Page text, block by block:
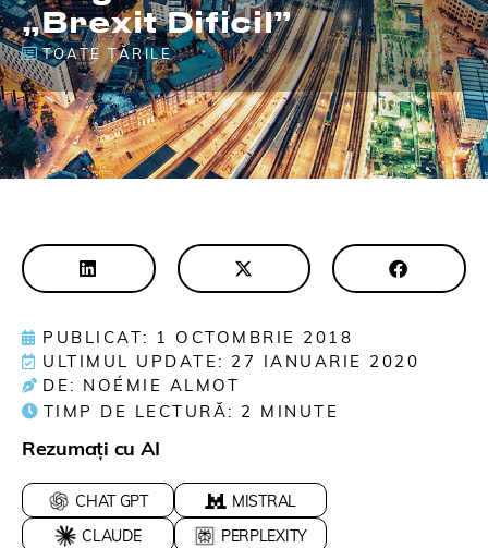
„Brexit Dificil”
TOATE ȚĂRILE
PUBLICAT: 1 OCTOMBRIE 2018
ULTIMUL UPDATE: 27 IANUARIE 2020
DE: NOÉMIE ALMOT
TIMP DE LECTURĂ: 2 MINUTE
Rezumați cu AI
CHAT GPT
MISTRAL
CLAUDE
PERPLEXITY